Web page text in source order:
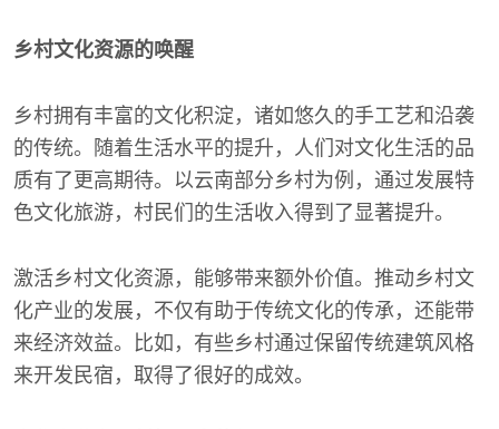
乡村文化资源的唤醒
乡村拥有丰富的文化积淀，诸如悠久的手工艺和沿袭
的传统。随着生活水平的提升，人们对文化生活的品
质有了更高期待。以云南部分乡村为例，通过发展特
色文化旅游，村民们的生活收入得到了显著提升。
激活乡村文化资源，能够带来额外价值。推动乡村文
化产业的发展，不仅有助于传统文化的传承，还能带
来经济效益。比如，有些乡村通过保留传统建筑风格
来开发民宿，取得了很好的成效。